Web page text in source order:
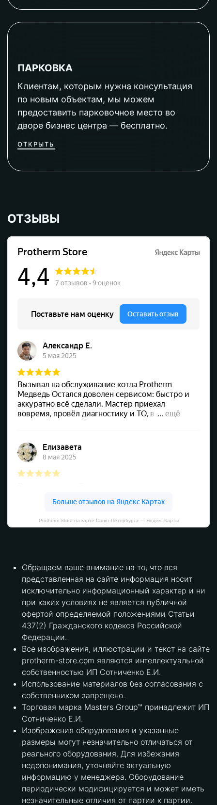
ПАРКОВКА
Клиентам, которым нужна консультация
по новым объектам, мы можем
предоставить парковочное место во
дворе бизнес центра — бесплатно.
ОТКРЫТЬ
ОТЗЫВЫ
Protherm Store на карте Санкт‑Петербурга — Яндекс Карты
Обращаем ваше внимание на то, что вся
представленная на сайте информация носит
исключительно информационный характер и ни
при каких условиях не является публичной
офертой определяемой положениями Статьи
437(2) Гражданского кодекса Российской
Федерации.
Все изображения, иллюстрации и текст на сайте
protherm-store.com являются интеллектуальной
собственностью ИП Сотниченко Е.И.
Использование материалов без согласования с
собственником запрещено.
Торговая марка Masters Group™ принадлежит ИП
Сотниченко Е.И.
Изображения оборудования и указанные
размеры могут незначительно отличаться от
реального оборудования. Для избежания
недопонимания, уточняйте актуальную
информацию у менеджера. Оборудование
периодически модифицируется и может иметь
незначительные отличия от партии к партии.